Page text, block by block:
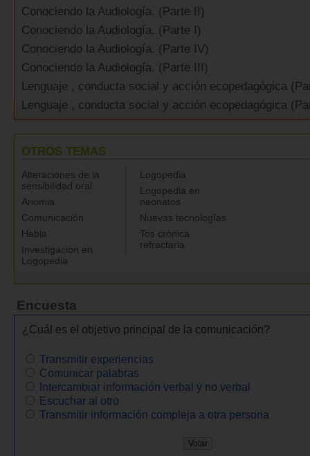
Conociendo la Audiología. (Parte II)
Conociendo la Audiología. (Parte I)
Conociendo la Audiología. (Parte IV)
Conociendo la Audiología. (Parte III)
Lenguaje , conducta social y acción ecopedagógica
Lenguaje , conducta social y acción ecopedagógica
OTROS TEMAS
Alteraciones de la
sensibilidad oral
Anomia
Comunicación
Habla
Investigacion en
Logopedia
Logopedia
Logopedia en
neonatos
Nuevas tecnologías
Tos crónica
refractaria
Encuesta
¿Cuál es el objetivo principal de la comunicación?
Transmitir experiencias
Comunicar palabras
Intercambiar información verbal y no verbal
Escuchar al otro
Transmitir información compleja a otra persona